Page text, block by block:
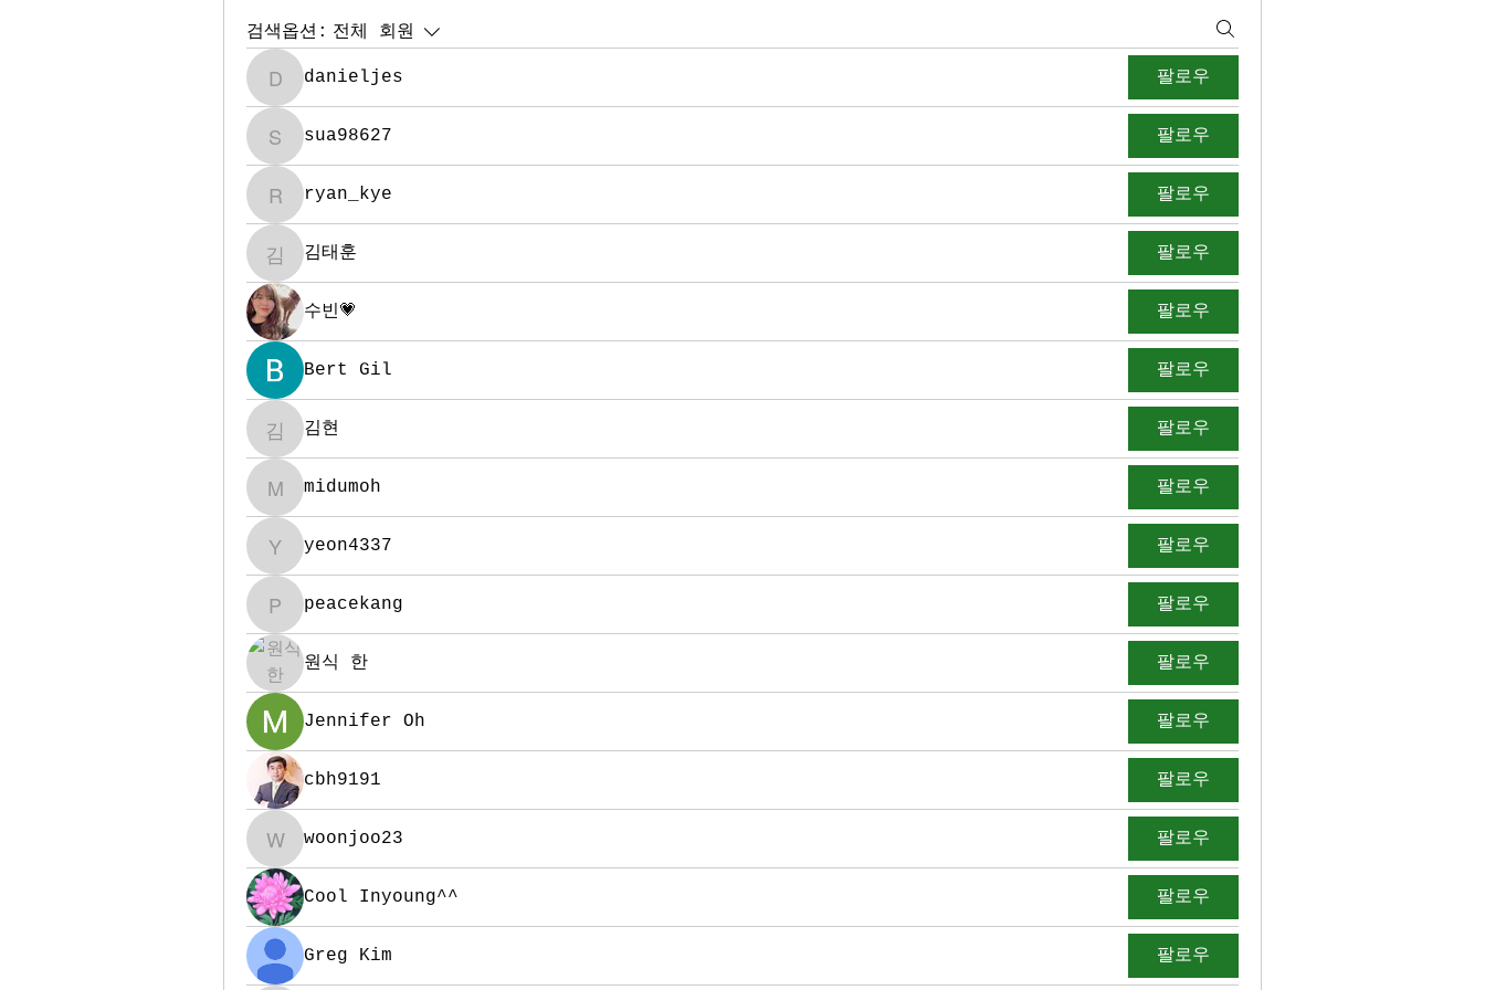
검색옵션: 전체 회원
danieljes
danieljes 팔로우
sua98627
sua98627 팔로우
ryan_kye
ryan_kye 팔로우
김태훈
김태훈 팔로우
수빈💗 팔로우
Bert Gil 팔로우
김현
김현 팔로우
midumoh
midumoh 팔로우
yeon4337
yeon4337 팔로우
peacekang
peacekang 팔로우
원식 한 팔로우
Jennifer Oh 팔로우
cbh9191 팔로우
woonjoo23
woonjoo23 팔로우
Cool Inyoung^^ 팔로우
Greg Kim 팔로우